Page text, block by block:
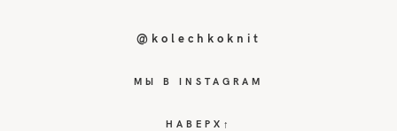
@kolechkoknit
МЫ В INSTAGRAM
НАВЕРХ↑